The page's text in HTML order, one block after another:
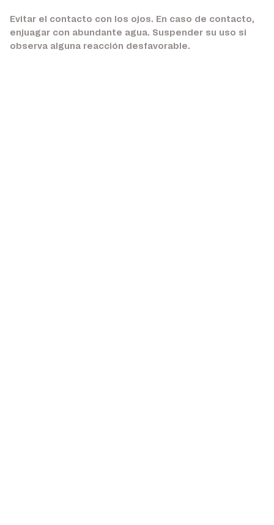
Evitar el contacto con los ojos. En caso de contacto,
enjuagar con abundante agua. Suspender su uso si
observa alguna reacción desfavorable.